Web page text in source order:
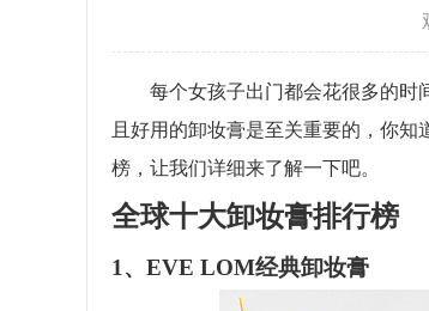
每个女孩子出门都会花很多的时间
且好用的卸妆膏是至关重要的，你
榜，让我们详细来了解一下吧。
全球十大卸妆膏排行榜
1、EVE LOM经典卸妆膏